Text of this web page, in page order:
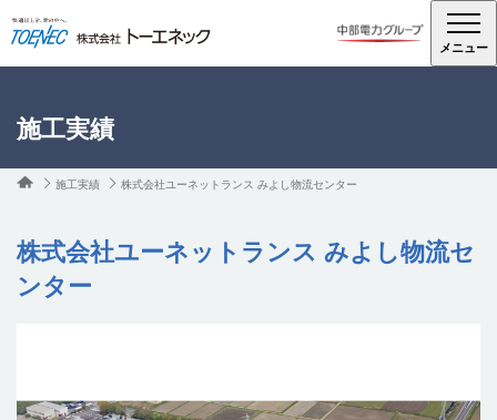
メニュー
施工実績
施工実績 株式会社ユーネットランス みよし物流センター
株式会社ユーネットランス みよし物流セ
ンター